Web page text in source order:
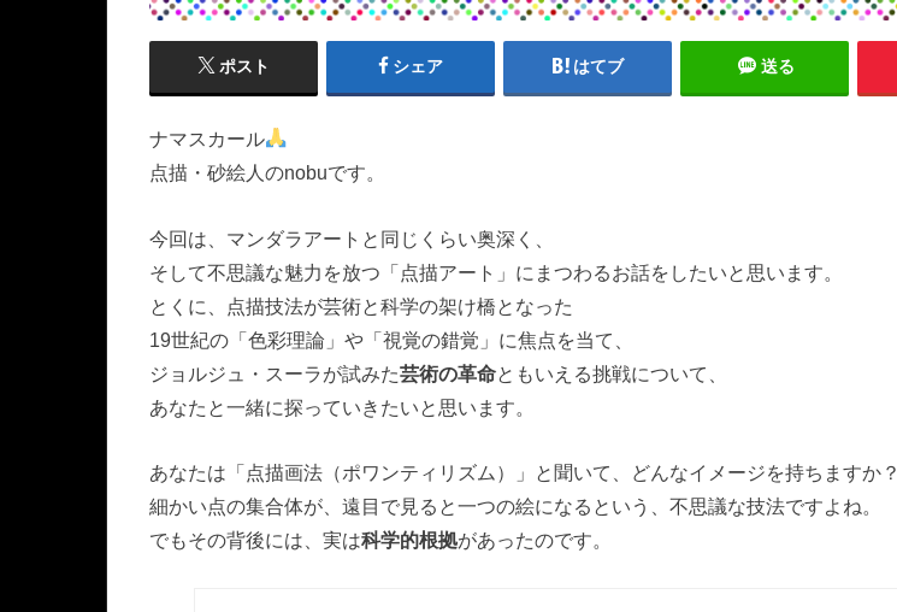
ポスト シェア はてブ 送る
ナマスカール
点描・砂絵人のnobuです。
今回は、マンダラアートと同じくらい奥深く、
そして不思議な魅力を放つ「点描アート」にまつわるお話をしたいと思います。
とくに、点描技法が芸術と科学の架け橋となった
19世紀の「色彩理論」や「視覚の錯覚」に焦点を当て、
ジョルジュ・スーラが試みた芸術の革命ともいえる挑戦について、
あなたと一緒に探っていきたいと思います。
あなたは「点描画法（ポワンティリズム）」と聞いて、どんなイメージを持ちますか？
細かい点の集合体が、遠目で見ると一つの絵になるという、不思議な技法ですよね。
でもその背後には、実は科学的根拠があったのです。